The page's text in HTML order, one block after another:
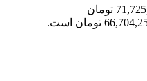
قیمت اصلی 71,725,000 تومان